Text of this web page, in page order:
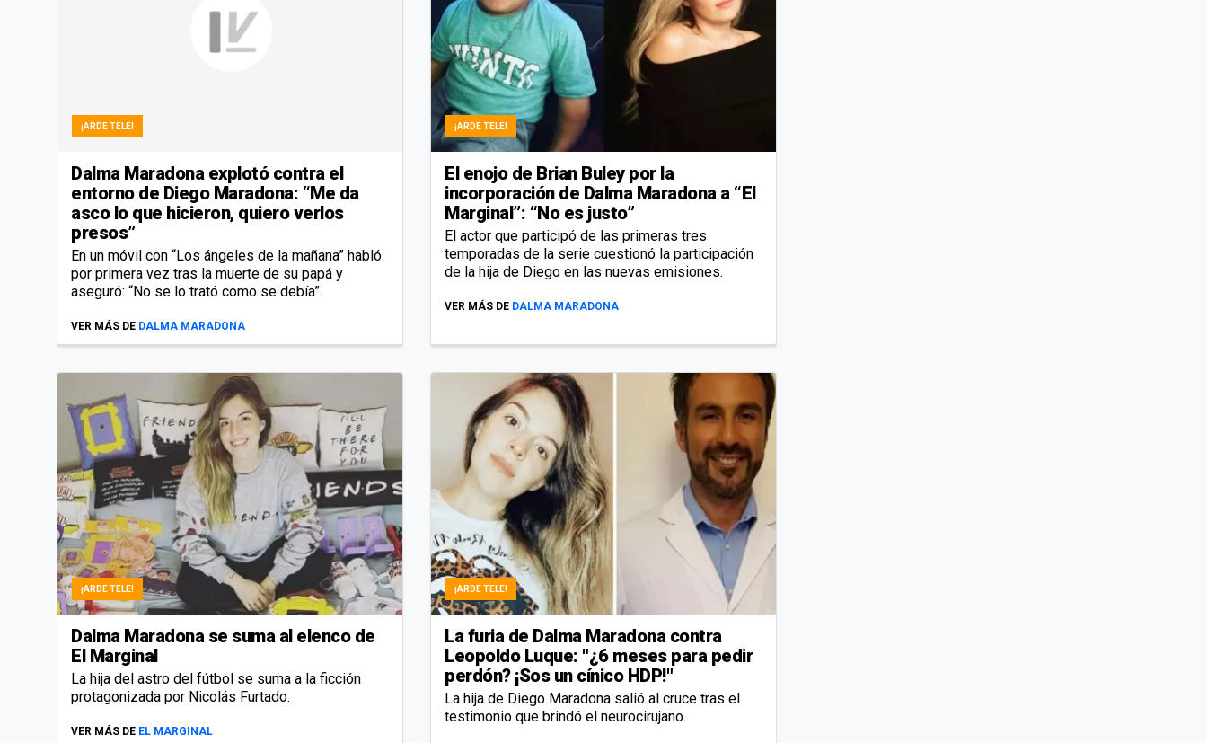
¡ARDE TELE!
Dalma Maradona explotó contra el
entorno de Diego Maradona: “Me da
asco lo que hicieron, quiero verlos
presos”
En un móvil con “Los ángeles de la mañana” habló
por primera vez tras la muerte de su papá y
aseguró: “No se lo trató como se debía”.
VER MÁS DE DALMA MARADONA
¡ARDE TELE!
El enojo de Brian Buley por la
incorporación de Dalma Maradona a “El
Marginal”: “No es justo”
El actor que participó de las primeras tres
temporadas de la serie cuestionó la participación
de la hija de Diego en las nuevas emisiones.
VER MÁS DE DALMA MARADONA
¡ARDE TELE!
Dalma Maradona se suma al elenco de
El Marginal
La hija del astro del fútbol se suma a la ficción
protagonizada por Nicolás Furtado.
VER MÁS DE EL MARGINAL
¡ARDE TELE!
La furia de Dalma Maradona contra
Leopoldo Luque: "¿6 meses para pedir
perdón? ¡Sos un cínico HDP!"
La hija de Diego Maradona salió al cruce tras el
testimonio que brindó el neurocirujano.